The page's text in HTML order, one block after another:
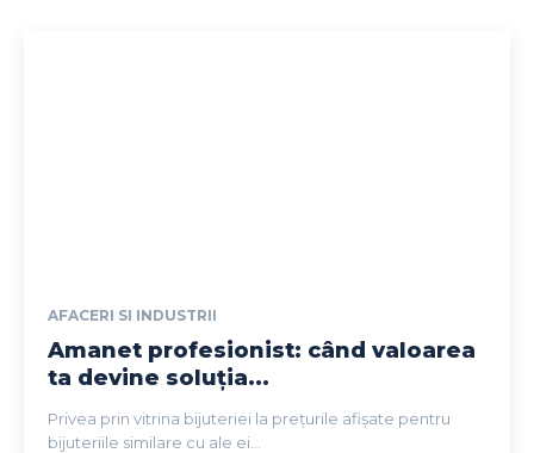
AFACERI SI INDUSTRII
Amanet profesionist: când valoarea
ta devine soluția...
Privea prin vitrina bijuteriei la prețurile afișate pentru
bijuteriile similare cu ale ei...